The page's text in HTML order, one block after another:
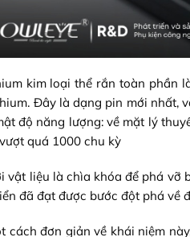
kim loại thể rắn toàn phần
Đây là dạng pin mới nhất,
độ năng lượng: về mặt lý
quá 1000 chu kỳ
vật liệu là chìa khóa để phá vỡ
đã đạt được bước đột phá về
cách đơn giản về khái niệm